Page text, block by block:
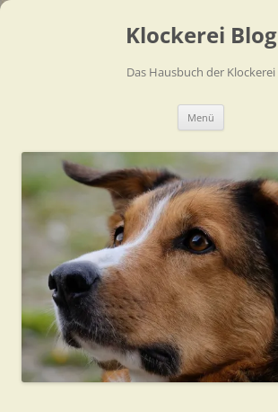
Klockerei Blog
Das Hausbuch der Klockerei
Menü